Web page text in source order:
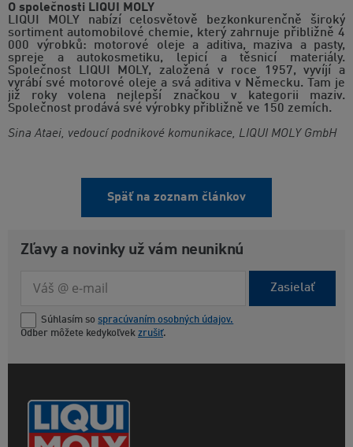
O společnosti LIQUI MOLY
LIQUI MOLY nabízí celosvětově bezkonkurenčně široký
sortiment automobilové chemie, který zahrnuje přibližně 4
000 výrobků: motorové oleje a aditiva, maziva a pasty,
spreje a autokosmetiku, lepicí a těsnicí materiály.
Společnost LIQUI MOLY, založená v roce 1957, vyvíjí a
vyrábí své motorové oleje a svá aditiva v Německu. Tam je
již roky volena nejlepší značkou v kategorii maziv.
Společnost prodává své výrobky přibližně ve 150 zemích.
Sina Ataei, vedoucí podnikové komunikace, LIQUI MOLY GmbH
Späť na zoznam článkov
Zľavy a novinky už vám neuniknú
Zasielať
Súhlasím so spracúvaním osobných údajov.
Odber môžete kedykoľvek zrušiť.